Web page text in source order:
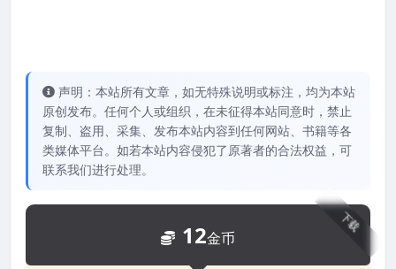
声明：本站所有文章，如无特殊说明或标注，均为本站
原创发布。任何个人或组织，在未征得本站同意时，禁止
复制、盗用、采集、发布本站内容到任何网站、书籍等各
类媒体平台。如若本站内容侵犯了原著者的合法权益，可
联系我们进行处理。
下载
12金币